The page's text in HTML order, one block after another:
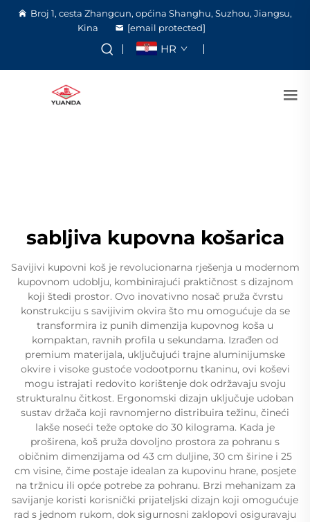
Broj 1, cesta Zhangcun, općina Shanghu, Suzhou, Jiangsu,
Kina
[email protected]
HR
sabljiva kupovna košarica
Savijivi kupovni koš je revolucionarna rješenja u modernom
kupovnom udoblju, kombinirajući praktičnost s dizajnom
koji štedi prostor. Ovo inovativno nosač pruža čvrstu
konstrukciju s savijivim okvira što mu omogućuje da se
transformira iz punih dimenzija kupovnog koša u
kompaktan, ravnih profila u sekundama. Izrađen od
premium materijala, uključujući trajne aluminijumske
okvire i visoke gustoće vodootpornu tkaninu, ovi koševi
mogu istrajati redovito korištenje dok održavaju svoju
strukturalnu čitkost. Ergonomski dizajn uključuje udoban
sustav držača koji ravnomjerno distribuira težinu, čineći
lakše noseći teže optoke do 30 kilograma. Kada je
proširena, koš pruža dovoljno prostora za pohranu s
običnim dimenzijama od 43 cm duljine, 30 cm širine i 25
cm visine, čime postaje idealan za kupovinu hrane, posjete
na tržnicu ili opće potrebe za pohranu. Brzi mehanizam za
savijanje koristi korisnički prijateljski dizajn koji omogućuje
rad s jednom rukom, dok sigurnosni zaklopovi osiguravaju